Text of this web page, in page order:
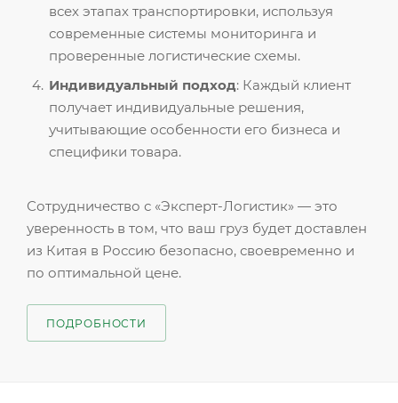
всех этапах транспортировки, используя
современные системы мониторинга и
проверенные логистические схемы.
Индивидуальный подход: Каждый клиент
получает индивидуальные решения,
учитывающие особенности его бизнеса и
специфики товара.
Сотрудничество с «Эксперт-Логистик» — это
уверенность в том, что ваш груз будет доставлен
из Китая в Россию безопасно, своевременно и
по оптимальной цене.
ПОДРОБНОСТИ